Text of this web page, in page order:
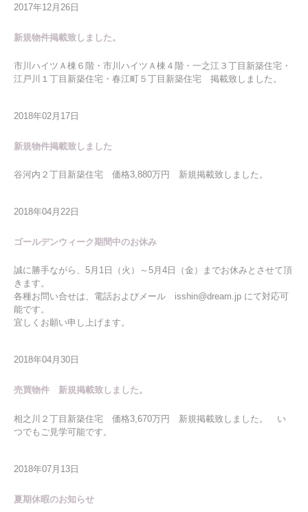
2017年12月26日
新規物件掲載致しました。
市川ハイツＡ棟６階・市川ハイツＡ棟４階・一之江３丁目新築住宅・
江戸川１丁目新築住宅・春江町５丁目新築住宅 掲載致しました。
2018年02月17日
新規物件掲載致しました
谷河内２丁目新築住宅 価格3,880万円 新規掲載致しました。
2018年04月22日
ゴールデンウィーク期間中のお休み
誠に勝手ながら、5月1日（火）～5月4日（金）までお休みとさせて頂
きます。
各種お問い合せは、電話およびメール isshin@dream.jp にて対応可
能です。
宜しくお願い申し上げます。
2018年04月30日
売買物件 新規掲載致しました。
相之川２丁目新築住宅 価格3,670万円 新規掲載致しました。 い
つでもご見学可能です。
2018年07月13日
夏期休暇のお知らせ